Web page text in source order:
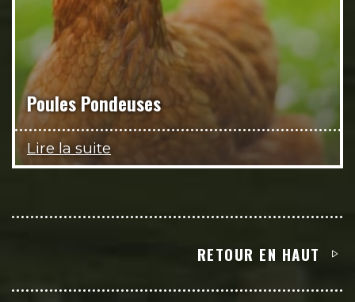
Poules Pondeuses
Lire la suite
RETOUR EN HAUT